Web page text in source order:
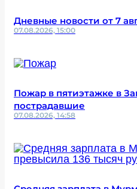
Дневные новости от 7
07.08.2026, 15:00
Пожар в пятиэтажке в
пострадавшие
07.08.2026, 14:58